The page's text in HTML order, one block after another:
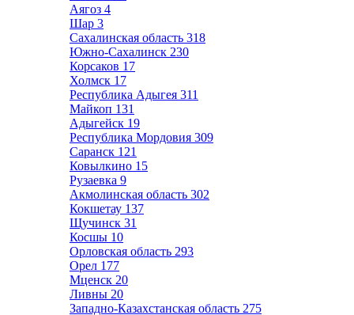
Аягоз 4
Шар 3
Сахалинская область 318
Южно-Сахалинск 230
Корсаков 17
Холмск 17
Республика Адыгея 311
Майкоп 131
Адыгейск 19
Республика Мордовия 309
Саранск 121
Ковылкино 15
Рузаевка 9
Акмолинская область 302
Кокшетау 137
Щучинск 31
Косшы 10
Орловская область 293
Орел 177
Мценск 20
Ливны 20
Западно-Казахстанская область 275